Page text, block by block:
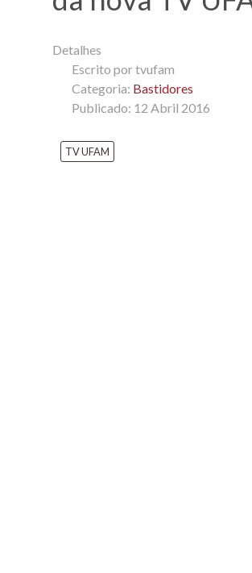
Detalhes
Escrito portvufam
Categoria: Bastidores
Publicado: 12 Abril 2016
TV UFAM